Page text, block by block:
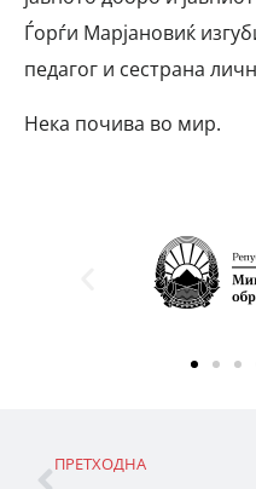
Ѓорѓи Марјановиќ
педагог и сестрана
Нека почива во мир.
ПРЕТХОДНА